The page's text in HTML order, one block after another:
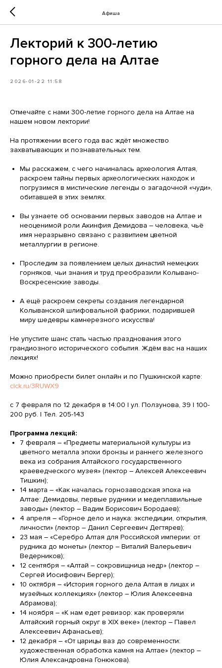
Афиша
Лекторий к 300-летию
горного дела на Алтае
2026-01-22 11:58
Отмечайте с нами 300-летие горного дела на Алтае на
нашем новом лектории!
На протяжении всего года вас ждёт множество
захватывающих и познавательных тем.
Мы расскажем, с чего начиналась археология Алтая,
раскроем тайны первых археологических находок и
погрузимся в мистические легенды о загадочной «чуди»,
обитавшей в этих землях.
Вы узнаете об основании первых заводов на Алтае и
неоценимой роли Акинфия Демидова – человека, чьё
имя неразрывно связано с развитием цветной
металлургии в регионе.
Проследим за появлением целых династий немецких
горняков, чьи знания и труд преобразили Колывано-
Воскресенские заводы.
А ещё раскроем секреты создания легендарной
Колыванской шлифовальной фабрики, подарившей
миру шедевры камнерезного искусства!
Не упустите шанс стать частью празднования этого
грандиозного исторического события. Ждём вас на наших
лекциях!
Можно приобрести билет онлайн и по Пушкинской карте:
clck.ru/3RUWX9
с 7 февраля по 12 декабря в 14:00 | ул. Ползунова, 39 | 100-
200 руб. | Тел. 205-143
Программа лекций:
7 февраля – «Предметы материальной культуры из
цветного металла эпохи бронзы и раннего железного
века из собрания Алтайского государственного
краеведческого музея» (лектор – Алексей Алексеевич
Тишкин);
14 марта – «Как началась горнозаводская эпоха на
Алтае: Демидовы, первые рудники и медеплавильные
заводы» (лектор – Вадим Борисович Бородаев);
4 апреля – «Горное дело и наука: экспедиции, открытия,
личности» (лектор – Данил Сергеевич Дегтярев);
23 мая – «Серебро Алтая для Российской империи: от
рудника до монеты» (лектор – Виталий Валерьевич
Ведерников);
12 сентября – «Алтай – сокровищница недр» (лектор –
Сергей Иосифович Бергер);
10 октября – «История горного дела Алтая в лицах и
музейных коллекциях» (лектор – Юлия Алексеевна
Абрамова);
14 ноября – «К нам едет ревизор: как проверяли
Алтайский горный округ в XIX веке» (лектор – Павел
Алексеевич Афанасьев);
12 декабря – «От царицы ваз до современности:
художественная обработка камня на Алтае» (лектор –
Юлия Александровна Гонюкова).